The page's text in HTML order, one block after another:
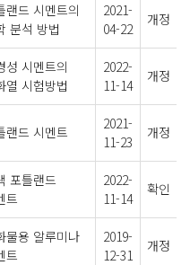
랜드 시멘트의
분석 방법
2021-
04-22
개정
성 시멘트의
열 시험방법
2022-
11-14
개정
랜드 시멘트
2021-
11-23
개정
포틀랜드
트
2022-
11-14
확인
물용 알루미나
트
2019-
12-31
개정